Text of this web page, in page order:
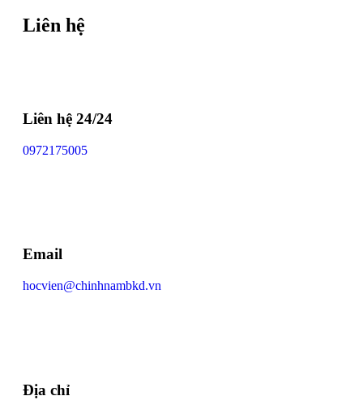
Liên hệ
Liên hệ 24/24
0972175005
Email
hocvien@chinhnambkd.vn
Địa chỉ